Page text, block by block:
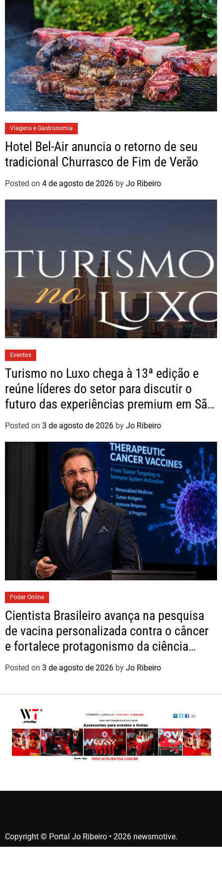
Viagens e Gastronomia
Hotel Bel-Air anuncia o retorno de seu
tradicional Churrasco de Fim de Verão
Posted on 4 de agosto de 2026 by Jo Ribeiro
Eventos
Turismo no Luxo chega à 13ª edição e
reúne líderes do setor para discutir o
futuro das experiências premium em São
Paulo
Posted on 3 de agosto de 2026 by Jo Ribeiro
Poder Online
Cientista Brasileiro avança na pesquisa
de vacina personalizada contra o câncer
e fortalece protagonismo da ciência
nacional
Posted on 3 de agosto de 2026 by Jo Ribeiro
Copyright © Portal Jo Ribeiro • 2026 newsmotive.